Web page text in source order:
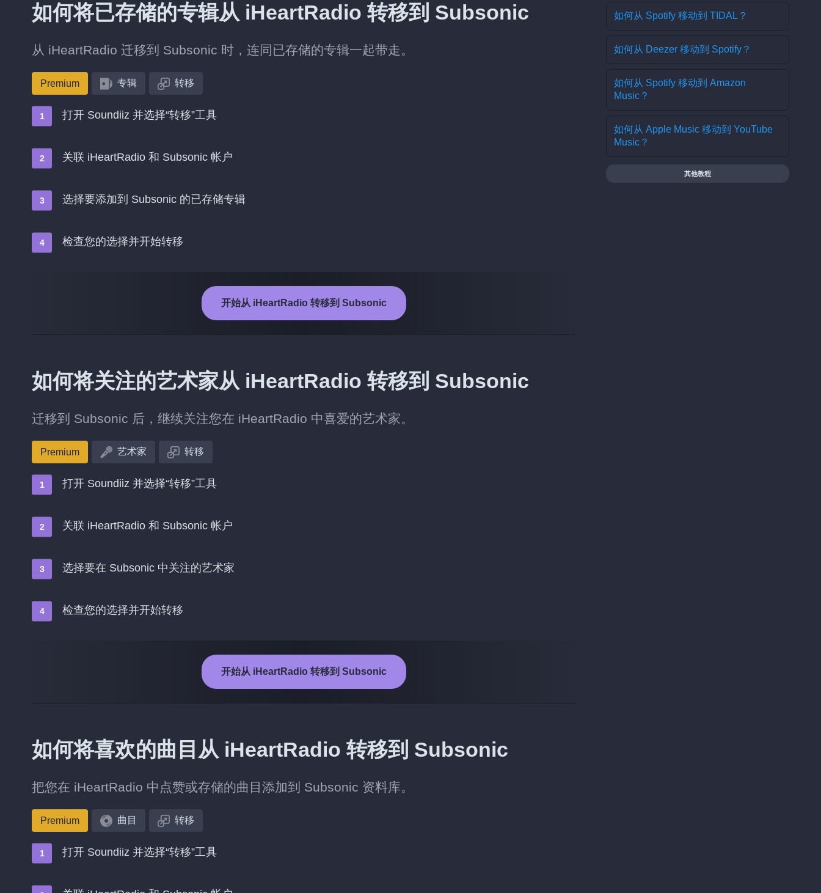
如何将已存储的专辑从 iHeartRadio 转移到 Subsonic
从 iHeartRadio 迁移到 Subsonic 时，连同已存储的专辑一起带走。
Premium 专辑 转移
打开 Soundiiz 并选择“转移”工具
关联 iHeartRadio 和 Subsonic 帐户
选择要添加到 Subsonic 的已存储专辑
检查您的选择并开始转移
开始从 iHeartRadio 转移到 Subsonic
如何将关注的艺术家从 iHeartRadio 转移到 Subsonic
迁移到 Subsonic 后，继续关注您在 iHeartRadio 中喜爱的艺术家。
Premium 艺术家 转移
打开 Soundiiz 并选择“转移”工具
关联 iHeartRadio 和 Subsonic 帐户
选择要在 Subsonic 中关注的艺术家
检查您的选择并开始转移
开始从 iHeartRadio 转移到 Subsonic
如何将喜欢的曲目从 iHeartRadio 转移到 Subsonic
把您在 iHeartRadio 中点赞或存储的曲目添加到 Subsonic 资料库。
Premium 曲目 转移
打开 Soundiiz 并选择“转移”工具
如何从 Spotify 移动到 TIDAL？
如何从 Deezer 移动到 Spotify？
如何从 Spotify 移动到 Amazon
Music？
如何从 Apple Music 移动到 YouTube
Music？
其他教程